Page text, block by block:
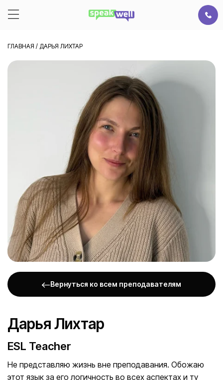
ГЛАВНАЯ / ДАРЬЯ ЛИХТАР
Вернуться ко всем преподавателям
Дарья Лихтар
ESL Teacher
Не представляю жизнь вне преподавания. Обожаю
этот язык за его логичность во всех аспектах и ту